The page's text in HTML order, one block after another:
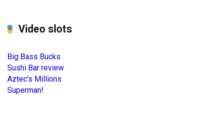
Video slots
Big Bass Bucks
Sushi Bar review
Aztec’s Millions
Superman!